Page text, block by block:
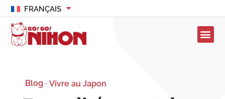
FRANÇAIS
Blog · Vivre au Japon